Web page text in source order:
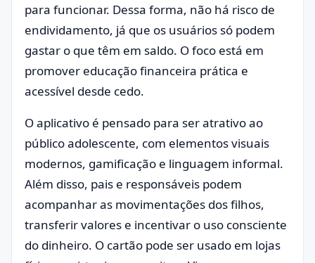
para funcionar. Dessa forma, não há risco de
endividamento, já que os usuários só podem
gastar o que têm em saldo. O foco está em
promover educação financeira prática e
acessível desde cedo.
O aplicativo é pensado para ser atrativo ao
público adolescente, com elementos visuais
modernos, gamificação e linguagem informal.
Além disso, pais e responsáveis podem
acompanhar as movimentações dos filhos,
transferir valores e incentivar o uso consciente
do dinheiro. O cartão pode ser usado em lojas